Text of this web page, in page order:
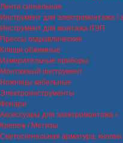
Лента сигнальная
Инструмент для электромонтажа /
Инструмент для монтажа ЛЭП
Прессы гидравлические
Клещи обжимные
Измерительные приборы
Монтажный инструмент
Ножницы кабельные
Электроинструменты
Фонари
Аксессуары для электромонтажа
Крепеж / Метизы
Светосигнальная арматура, кнопки